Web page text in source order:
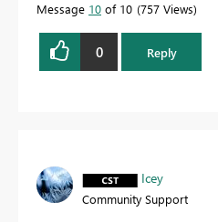
Message 10 of 10 757 Views
0 Reply
Icey
Community Support